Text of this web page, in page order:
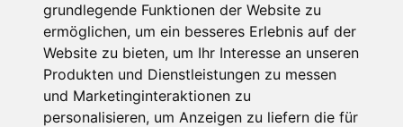
grundlegende Funktionen der Website zu
ermöglichen, um ein besseres Erlebnis auf der
Website zu bieten, um Ihr Interesse an unseren
Produkten und Dienstleistungen zu messen
und Marketinginteraktionen zu
personalisieren, um Anzeigen zu liefern die für
Anfrage abschicken
Diese Seite ist durch reCAPTCHA geschützt und es
gelten die GoogleDatenschutzerklärung und
Nutzungsbedingungen.